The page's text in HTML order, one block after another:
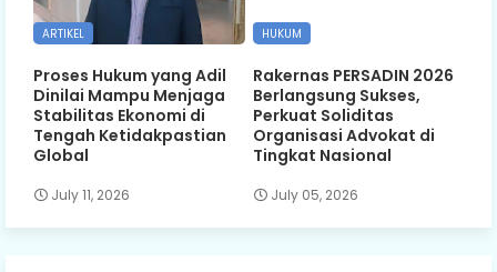
ARTIKEL
Proses Hukum yang Adil
Dinilai Mampu Menjaga
Stabilitas Ekonomi di
Tengah Ketidakpastian
Global
July 11, 2026
HUKUM
Rakernas PERSADIN 2026
Berlangsung Sukses,
Perkuat Soliditas
Organisasi Advokat di
Tingkat Nasional
July 05, 2026